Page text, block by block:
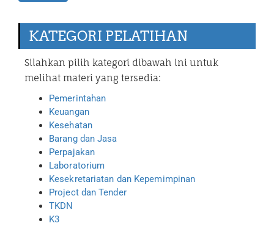
KATEGORI PELATIHAN
Silahkan pilih kategori dibawah ini untuk
melihat materi yang tersedia:
Pemerintahan
Keuangan
Kesehatan
Barang dan Jasa
Perpajakan
Laboratorium
Kesekretariatan dan Kepemimpinan
Project dan Tender
TKDN
K3